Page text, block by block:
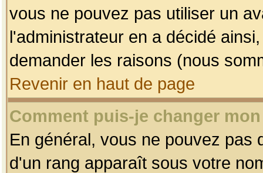
vous ne pouvez pas utiliser un
l'administrateur en a décidé
demander les raisons (nous
Revenir en haut de page
Comment puis-je changer
En général, vous ne pouvez pas
d'un rang apparaît sous votre